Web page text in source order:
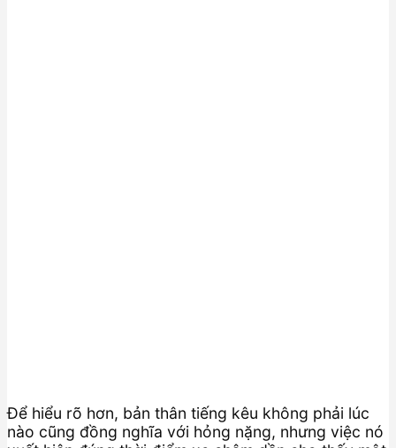
Để hiểu rõ hơn, bản thân tiếng kêu không phải lúc
nào cũng đồng nghĩa với hỏng nặng, nhưng việc nó